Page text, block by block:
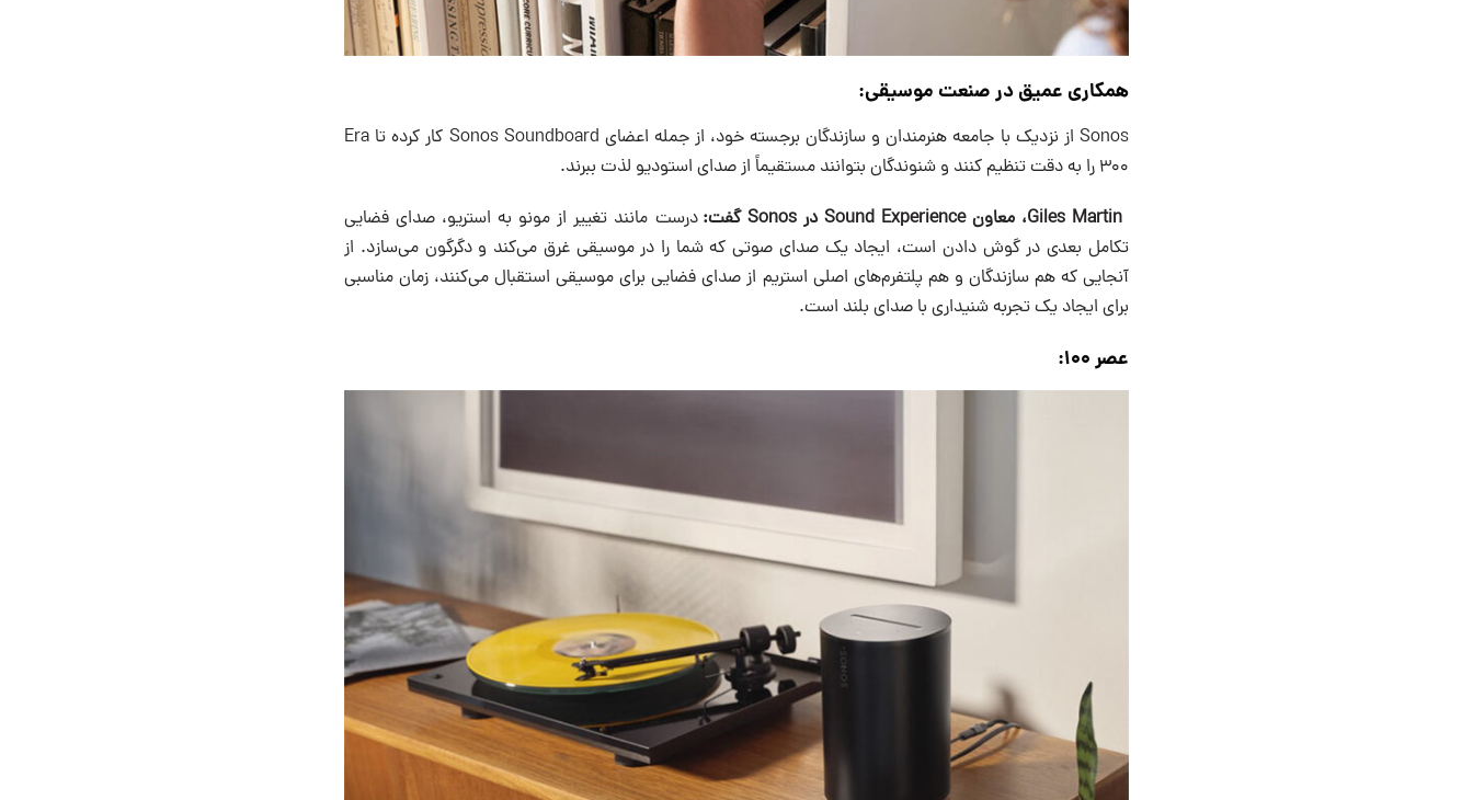
همکاری عمیق در صنعت موسیقی:
Sonos از نزدیک با جامعه هنرمندان و سازندگان برجسته خود، از جمله اعضای Sonos Soundboard کار کرده تا Era
300 را به دقت تنظیم کنند و شنوندگان بتوانند مستقیماً از صدای استودیو لذت ببرند.
Giles Martin، معاون Sound Experience در Sonos گفت:
درست مانند تغییر از مونو به استریو، صدای فضایی
تکامل بعدی در گوش دادن است، ایجاد یک صدای صوتی که شما را در موسیقی غرق می‌کند و دگرگون می‌سازد. از
آنجایی که هم سازندگان و هم پلتفرم‌های اصلی استریم از صدای فضایی برای موسیقی استقبال می‌کنند، زمان مناسبی
برای ایجاد یک تجربه شنیداری با صدای بلند است.
عصر 100: